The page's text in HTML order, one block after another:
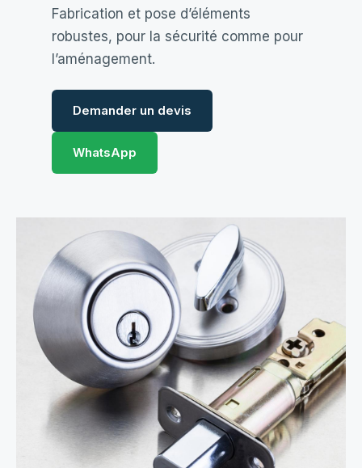
Fabrication et pose d’éléments
robustes, pour la sécurité comme pour
l’aménagement.
Demander un devis
WhatsApp